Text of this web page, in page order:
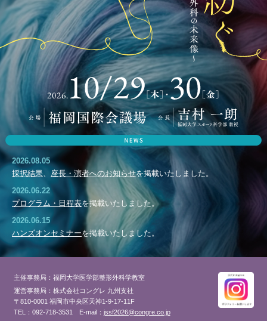
2026.08.05
採択結果、 座長・演者へのお知らせを掲載いたしました。
2026.06.22
プログラム・日程表を掲載いたしました。
2026.06.15
ハンズオンセミナーを掲載いたしました。
2026.06.05
2026.05.27
公募演題 演題登録期間を6月9日（火）正午まで延長いたしました。
2026.05.20
主催事務局：福岡大学医学部整形外科学教室
運営事務局：株式会社コングレ 九州支社
〒810-0001 福岡市中央区天神1-9-17-11F
TEL：092-718-3531
E-mail： jssf2026@congre.co.jp